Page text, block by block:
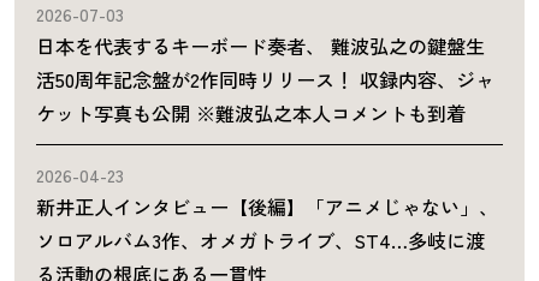
2026-07-03
日本を代表するキーボード奏者、 難波弘之の鍵盤生
活50周年記念盤が2作同時リリース！ 収録内容、ジャ
ケット写真も公開 ※難波弘之本人コメントも到着
2026-04-23
新井正人インタビュー【後編】「アニメじゃない」、
ソロアルバム3作、オメガトライブ、ST4…多岐に渡
る活動の根底にある一貫性